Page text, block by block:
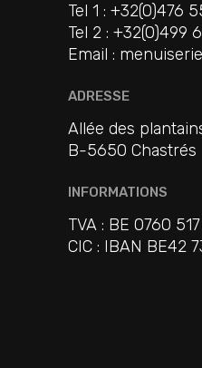
Tel 1 : +32(0)476
Tel 2 : +32(0)499
Email :
ADRESSE
Allée des
B-5650 Chastrés
INFORMATIONS
TVA : BE 0760
CIC : IBAN BE42